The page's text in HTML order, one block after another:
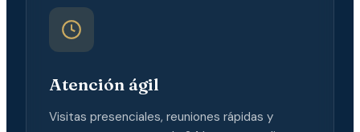
Atención ágil
Visitas presenciales, reuniones rápidas y